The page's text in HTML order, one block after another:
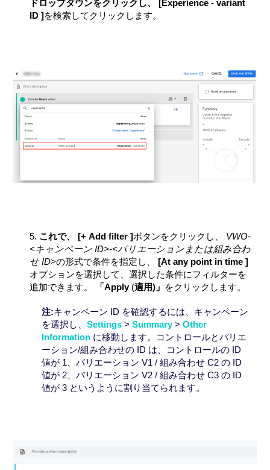
ドロップダウンをクリックし、 [Experience - variant
ID ]を検索してクリックします。
5. これで、 [+Add filter ]ボタンをクリックし、 VWO-
<キャンペーン ID>-<バリエーションまたは組み合わ
せ ID>の形式で条件を指定し、[At any point in time ]
オプションを選択して、選択した条件にフィルターを
追加できます。
「Apply(適用)」 をクリックします。
注:キャンペーン ID を確認するには、キャンペーン
を選択し、Settings >Summary>Other
Information に移動します。コントロールとバリエ
ーション/組み合わせの ID は、コントロールの ID
値が 1、バリエーション V1 / 組み合わせ C2 の ID
値が 2、バリエーション V2 / 組み合わせ C3 の ID
値が 3 というように割り当てられます。